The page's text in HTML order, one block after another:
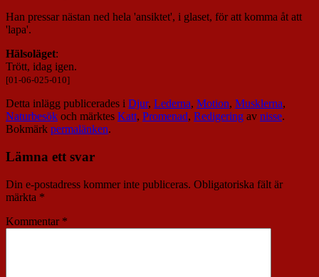
Han pressar nästan ned hela 'ansiktet', i glaset, för att komma åt att
'lapa'.
Hälsoläget:
Trött, idag igen.
[01-06-025-010]
Detta inlägg publicerades i Djur, Lederna, Motion, Musklerna,
Naturbesök och märktes Katt, Promenad, Redigering av nisse.
Bokmärk permalänken.
Lämna ett svar
Din e-postadress kommer inte publiceras. Obligatoriska fält är
märkta *
Kommentar *